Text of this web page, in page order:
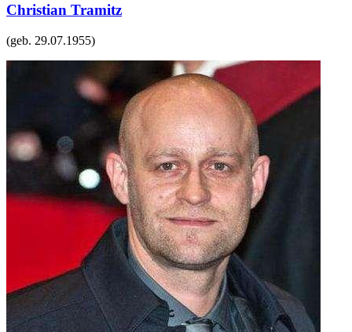
Christian Tramitz
(geb. 29.07.1955)